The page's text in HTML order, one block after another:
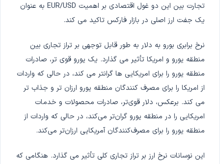
تجارت بین این دو غول اقتصادی بر اهمیت EUR/USD به عنوان
یک جفت ارز اصلی در بازار فارکس تاکید می کند.
نرخ برابری بورو به دلار به طور قابل توجهی بر تراز تجاری بین
منطقه یورو و امریکا تأثیر می گذارد. یک یورو قوی تر، صادرات
منطقه یورو را برای امریکایی ها گرانتر می کند، در حالی که واردات
از امریکا را برای مصرف کنندگان منطقه یورو ارزان تر و جذاب تر
می کند. برعکس، دلار قوی‌تر، صادرات محصولات و خدمات
امریکایی را در منطقه یورو گران‌تر می‌کند، در حالی که واردات از
منطقه یورو را برای مصرف‌کنندگان آمریکایی ارزان‌تر می‌کند.
این نوسانات نرخ ارز بر تراز تجاری کلی تأثیر می گذارد. هنگامی که